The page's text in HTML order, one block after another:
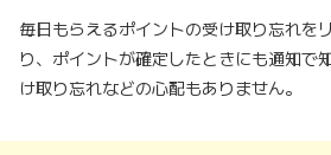
毎日もらえるポイントの受け取り忘れを
り、ポイントが確定したときにも通知で
け取り忘れなどの心配もありません。